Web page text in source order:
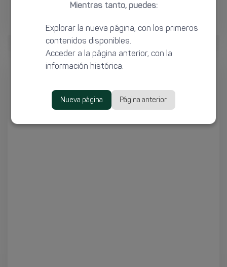
Mientras tanto, puedes:
Explorar la nueva página, con los primeros
contenidos disponibles.
Acceder a la página anterior, con la
información histórica.
Nueva página Página anterior